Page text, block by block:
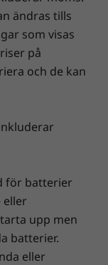
som finns
dator
Den har
med
data,
hot. Se till att
ändras tills
som visas
på
och de kan
för batterier
eller
upp men
batterier.
eller